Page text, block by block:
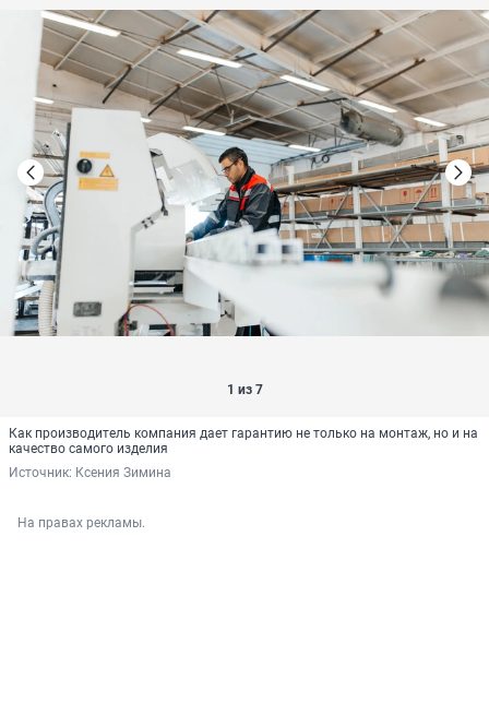
1 из 7
Как производитель компания дает гарантию не только на монтаж, но и на
качество самого изделия
Источник: Ксения Зимина
На правах рекламы.